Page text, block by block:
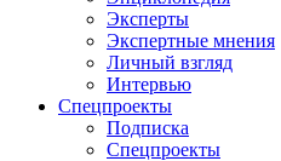
Эксперты
Экспертные мнения
Личный взгляд
Интервью
Спецпроекты
Подписка
Спецпроекты